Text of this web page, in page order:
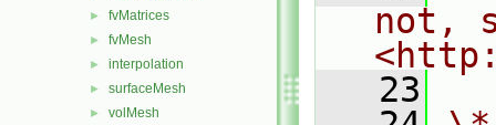
► fvMatrices
► fvMesh
► interpolation
► surfaceMesh
► volMesh
not,
   23